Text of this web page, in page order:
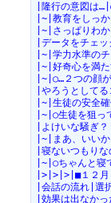
|隆行の意図は
|~|教育をしっ
|~|さっぱりわ
|データをチェ
|~|学力水準の
|~|好奇心を満
|~|○…２つの顔
|やろうとして
|~|生徒の安全
|~|○生徒を狙っ
|よけいな騒ぎ
|~|まあ、いい
|寝ないつもり
|~|○ちゃんと寝
|>|>|>|■１２月
|会話の流れ|選
|効果は出なか